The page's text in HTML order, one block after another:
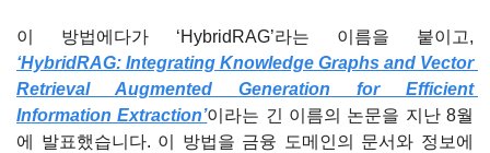
‘HybridRAG: Integrating Knowledge Graphs and Vector
Retrieval Augmented Generation for Efficient
Information Extraction’이라는 긴 이름의 논문을 지난 8월
에 발표했습니다. 이 방법을 금융 도메인의 문서와 정보에